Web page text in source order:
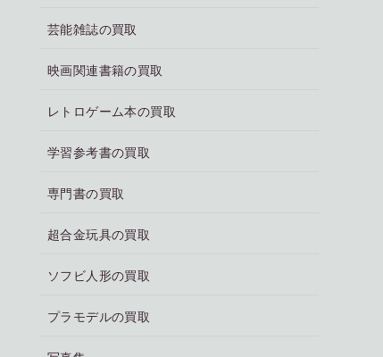
芸能雑誌の買取
映画関連書籍の買取
レトロゲーム本の買取
学習参考書の買取
専門書の買取
超合金玩具の買取
ソフビ人形の買取
プラモデルの買取